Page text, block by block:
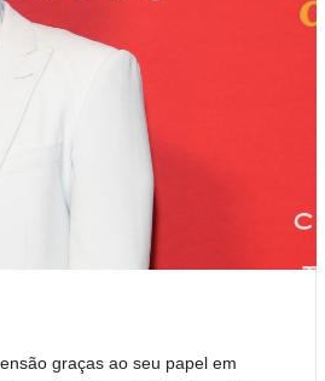
graças ao seu papel em